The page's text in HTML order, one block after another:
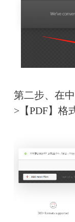
第二步、在
>【PDF】格